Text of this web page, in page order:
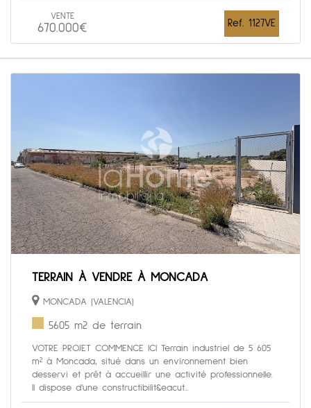
VENTE
670.000€ Ref. 1127VE
TERRAIN À VENDRE À MONCADA
MONCADA (VALENCIA)
5605 m2 de terrain
VOTRE PROJET COMMENCE ICI Terrain industriel de 5 605
m² à Moncada, situé dans un environnement bien
desservi et prêt à accueillir une activité professionnelle.
Il dispose d’une constructibilit&eacut...